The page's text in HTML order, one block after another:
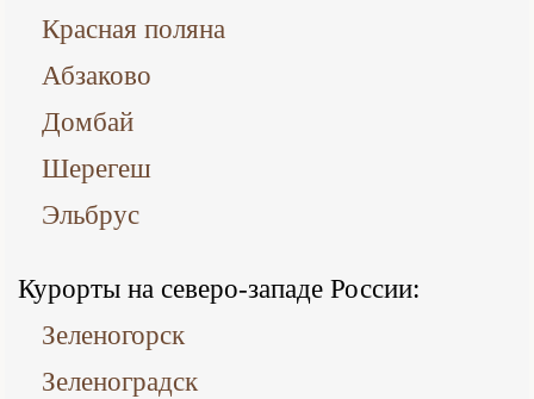
Красная поляна
Абзаково
Домбай
Шерегеш
Эльбрус
Курорты на северо-западе России:
Зеленогорск
Зеленоградск